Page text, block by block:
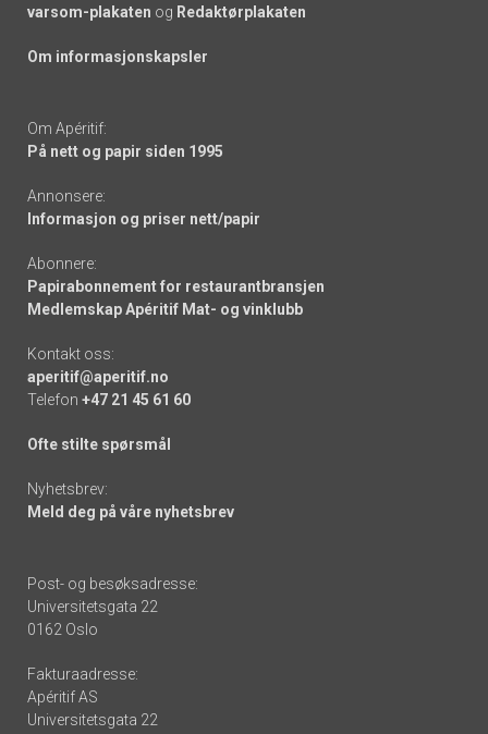
varsom-plakaten og Redaktørplakaten
Om informasjonskapsler
Om Apéritif:
På nett og papir siden 1995
Annonsere:
Informasjon og priser nett/papir
Abonnere:
Papirabonnement for restaurantbransjen
Medlemskap Apéritif Mat- og vinklubb
Kontakt oss:
aperitif@aperitif.no
Telefon +47 21 45 61 60
Ofte stilte spørsmål
Nyhetsbrev:
Meld deg på våre nyhetsbrev
Post- og besøksadresse:
Universitetsgata 22
0162 Oslo
Fakturaadresse:
Apéritif AS
Universitetsgata 22